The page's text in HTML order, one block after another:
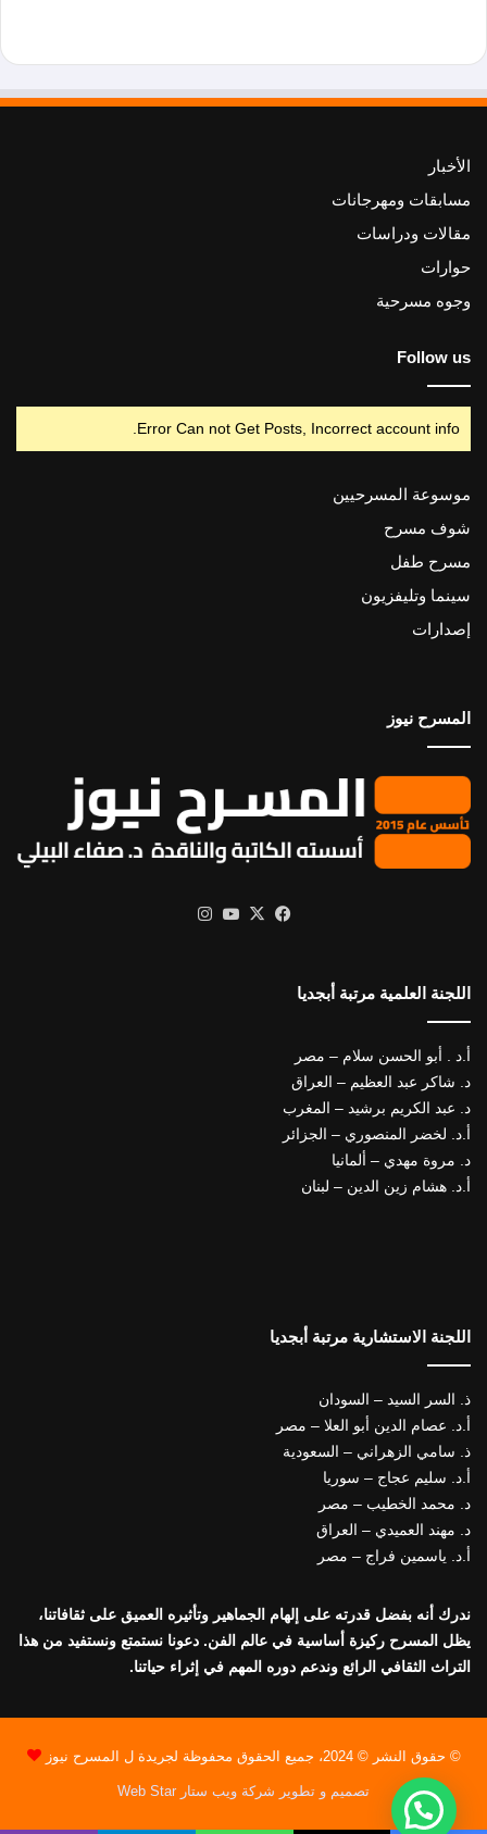
الأخبار
مسابقات ومهرجانات
مقالات ودراسات
حوارات
وجوه مسرحية
Follow us
Error Can not Get Posts, Incorrect account info.
موسوعة المسرحيين
شوف مسرح
مسرح طفل
سينما وتليفزيون
إصدارات
المسرح نيوز
فيسبوك
X يوتيوب
اللجنة العلمية مرتبة أبجديا
أ.د . أبو الحسن سلام – مصر
د. شاكر عبد العظيم – العراق
د. عبد الكريم برشيد – المغرب
أ.د. لخضر المنصوري – الجزائر
د. مروة مهدي – ألمانيا
أ.د. هشام زين الدين – لبنان
اللجنة الاستشارية مرتبة أبجديا
ذ. السر السيد – السودان
أ.د. عصام الدين أبو العلا – مصر
ذ. سامي الزهراني – السعودية
أ.د. سليم عجاج – سوريا
د. محمد الخطيب – مصر
د. مهند العميدي – العراق
أ.د. ياسمين فراج – مصر
ندرك أنه بفضل قدرته على إلهام الجماهير وتأثيره العميق على ثقافاتنا،
يظل المسرح ركيزة أساسية في عالم الفن. دعونا نستمتع ونستفيد من هذا
التراث الثقافي الرائع وندعم دوره المهم في إثراء حياتنا.
© حقوق النشر © 2024، جميع الحقوق محفوظة لجريدة ل المسرح نيوز
تصميم و تطوير شركة ويب ستار Web Star